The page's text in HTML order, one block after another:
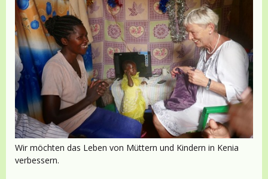
Wir möchten das Leben von Müttern und Kindern in Kenia
verbessern.